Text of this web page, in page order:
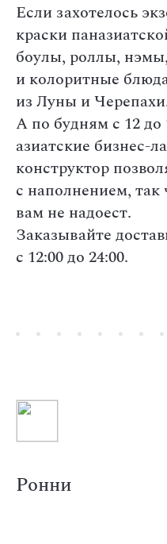
Если захотелось
краски
боулы, роллы,
и колоритные
из Луны и
А по будням с 12 до
азиатские бизнес-
конструктор
с наполнением,
вам не надоест.
Заказывайте
с 12:00 до 24:00.
Ронни